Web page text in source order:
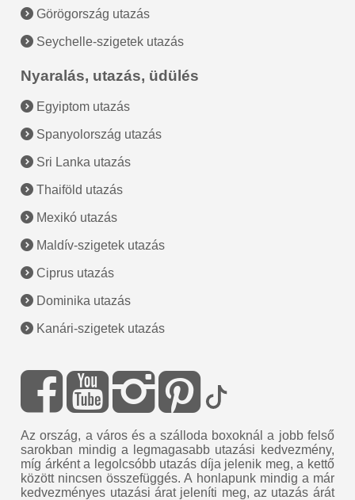
Görögország utazás
Seychelle-szigetek utazás
Nyaralás, utazás, üdülés
Egyiptom utazás
Spanyolország utazás
Sri Lanka utazás
Thaiföld utazás
Mexikó utazás
Maldív-szigetek utazás
Ciprus utazás
Dominika utazás
Kanári-szigetek utazás
Az ország, a város és a szálloda boxoknál a jobb felső
sarokban mindig a legmagasabb utazási kedvezmény,
míg árként a legolcsóbb utazás díja jelenik meg, a kettő
között nincsen összefüggés. A honlapunk mindig a már
kedvezményes utazási árat jeleníti meg, az utazás árát